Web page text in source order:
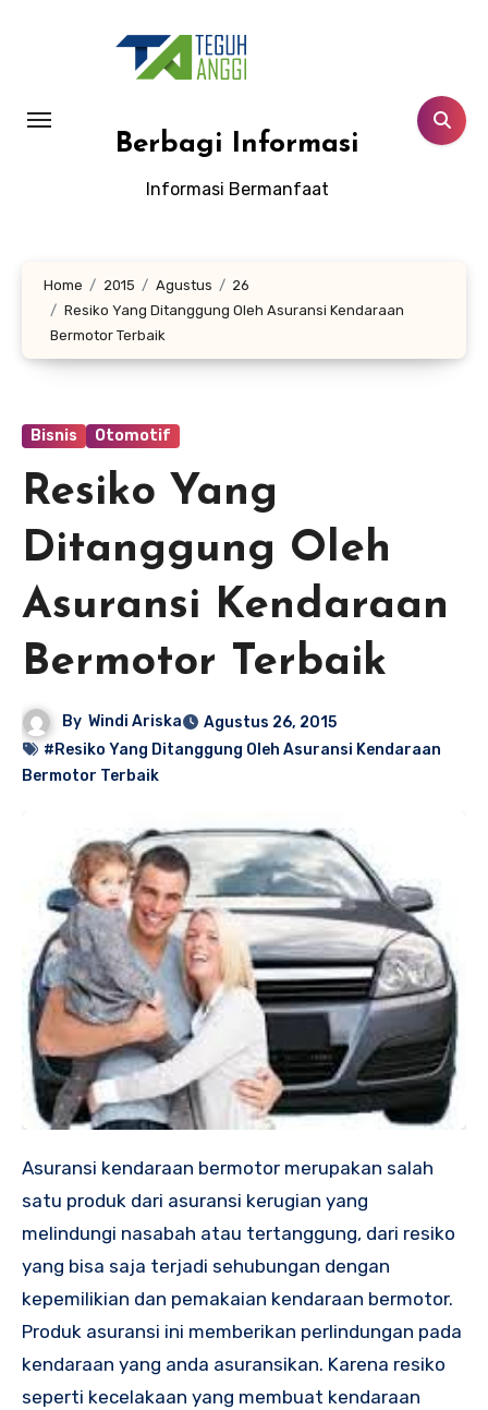
Berbagi Informasi
Informasi Bermanfaat
Home 2015 Agustus
26
Resiko Yang Ditanggung Oleh Asuransi Kendaraan
Bermotor Terbaik
Bisnis Otomotif
Resiko Yang
Ditanggung Oleh
Asuransi Kendaraan
Bermotor Terbaik
By Windi Ariska
Agustus 26, 2015
#Resiko Yang Ditanggung Oleh Asuransi Kendaraan
Bermotor Terbaik
Asuransi kendaraan bermotor merupakan salah
satu produk dari asuransi kerugian yang
melindungi nasabah atau tertanggung, dari resiko
yang bisa saja terjadi sehubungan dengan
kepemilikian dan pemakaian kendaraan bermotor.
Produk asuransi ini memberikan perlindungan pada
kendaraan yang anda asuransikan. Karena resiko
seperti kecelakaan yang membuat kendaraan